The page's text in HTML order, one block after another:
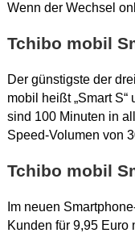
Wenn der Wechsel
Tchibo mobil
Der günstigste der
mobil heißt „Smart
sind 100 Minuten in
Speed-Volumen von
Tchibo mobil
Im neuen
Kunden für 9,95